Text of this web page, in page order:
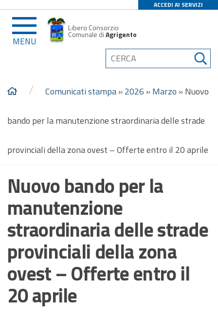
ACCEDI AI SERVIZI
MENU
Libero Consorzio
Comunale diAgrigento
/ Comunicati stampa»2026 »Marzo »Nuovo
bando per la manutenzione straordinaria delle strade
provinciali della zona ovest – Offerte entro il 20 aprile
Nuovo bando per la
manutenzione
straordinaria delle strade
provinciali della zona
ovest – Offerte entro il
20 aprile